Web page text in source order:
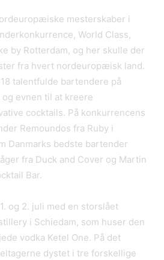
mesterskaber i
World Class,
by Rotterdam, og her skulle der
fra hvert nordeuropæisk land.
talentfulde bartendere på
evnen til at kreere
cocktails. På konkurrencens
Remoundos fra Ruby i
Danmarks bedste bartender
fra Duck and Cover og Martin
Bar.
og 2. juli med en storslået
i Schiedam, som huser den
vodka Ketel One. På det
dystet i tre forskellige